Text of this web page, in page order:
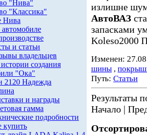
"Нива"
"Классика"
Нива
и статьи
владельцев
создания
"Ока"
2120 Надежда
и награды
гамма
подробности
купить
излишне
АвтоВАЗ
запасками
Koleso2000
Изменен:
шины ,
Путь: Статьи
Результаты
Начало |